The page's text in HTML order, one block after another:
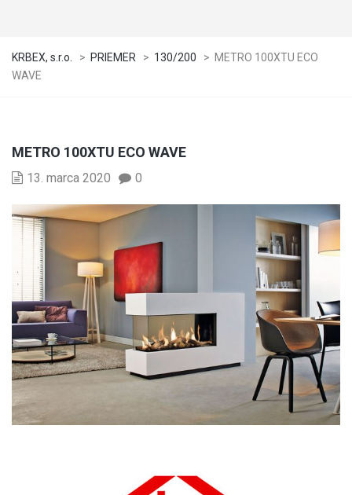
KRBEX, s.r.o. > PRIEMER > 130/200 > METRO 100XTU ECO
WAVE
METRO 100XTU ECO WAVE
13. marca 2020 0